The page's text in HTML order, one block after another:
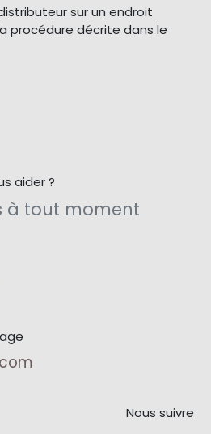
sur un endroit
procédure décrite dans le
aider ?
à tout moment
Nous suivre